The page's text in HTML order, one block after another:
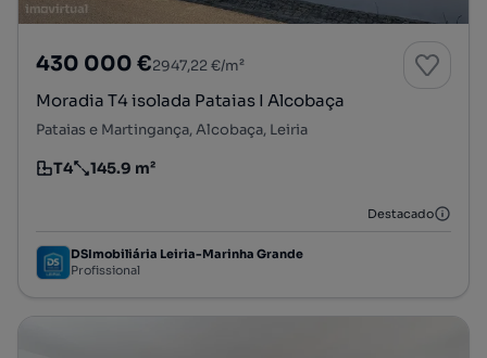
430 000 €2947,22 €/m²
Moradia T4 isolada Pataias I Alcobaça
Pataias e Martingança, Alcobaça, Leiria
Tipologia
T4
Preço por metro quadrado
145.9 m²
Destacado
DSImobiliária Leiria-Marinha Grande
Profissional